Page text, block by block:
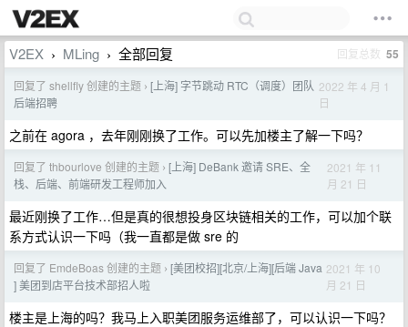
V2EX › MLing › 全部回复 回复总数 55
回复了 shellfly 创建的主题 › [上海] 字节跳动 RTC（调度）团队
后端招聘
2022 年 4 月 1
日
之前在 agora ，去年刚刚换了工作。可以先加楼主了解一下吗？
回复了 thbourlove 创建的主题 › [上海] DeBank 邀请 SRE、全
栈、后端、前端研发工程师加入
2021 年 11
月 21 日
最近刚换了工作…但是真的很想投身区块链相关的工作，可以加个联
系方式认识一下吗（我一直都是做 sre 的
回复了 EmdeBoas 创建的主题 › [美团校招][北京/上海][后端 Java
] 美团到店平台技术部招人啦
2021 年 10
月 21 日
楼主是上海的吗？我马上入职美团服务运维部了，可以认识一下吗？